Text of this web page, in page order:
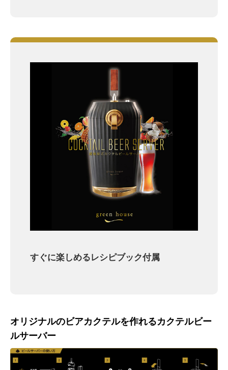
すぐに楽しめるレシピブック付属
オリジナルのビアカクテルを作れるカクテルビー
ルサーバー